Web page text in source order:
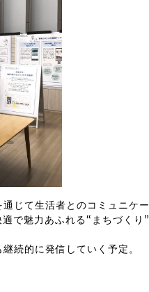
じて生活者とのコミュニケ
で魅力あふれる“まちづくり
続的に発信していく予定。